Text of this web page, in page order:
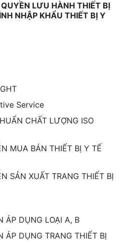
LƯU HÀNH THIẾT BỊ
NHẬP KHẨU THIẾT BỊ Y
Service
CHẤT LƯỢNG ISO
MUA BÁN THIẾT BỊ Y TẾ
SẢN XUẤT TRANG THIẾT BỊ
ÁP DỤNG LOẠI A, B
ÁP DỤNG TRANG THIẾT BỊ